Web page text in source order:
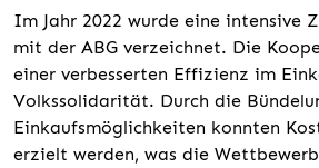
Im Jahr 2022 wurde eine intensive
mit der ABG verzeichnet. Die
einer verbesserten Effizienz im
Volkssolidarität. Durch die
Einkaufsmöglichkeiten konnten
erzielt werden, was die